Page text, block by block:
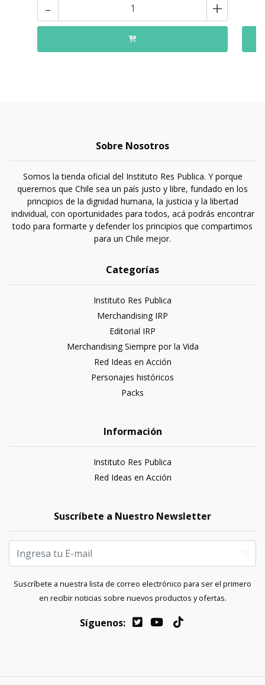
- +
Sobre Nosotros
Somos la tienda oficial del Instituto Res Publica. Y porque
queremos que Chile sea un país justo y libre, fundado en los
principios de la dignidad humana, la justicia y la libertad
individual, con oportunidades para todos, acá podrás encontrar
todo para formarte y defender los principios que compartimos
para un Chile mejor.
Categorías
Instituto Res Publica
Merchandising IRP
Editorial IRP
Merchandising Siempre por la Vida
Red Ideas en Acción
Personajes históricos
Packs
Información
Instituto Res Publica
Red Ideas en Acción
Suscríbete a Nuestro Newsletter
Suscríbete a nuestra lista de correo electrónico para ser el primero
en recibir noticias sobre nuevos productos y ofertas.
Síguenos: